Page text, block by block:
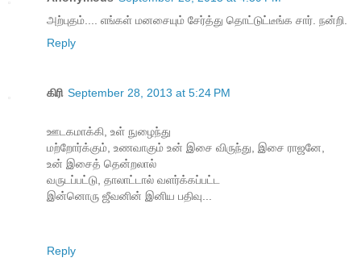
அற்புதம்.... எங்கள் மனசையும் சேர்த்து தொட்டுட்டீங்க சார். நன்றி.
Reply
கிரி September 28, 2013 at 5:24 PM
ஊடகமாக்கி, உள் நுழைந்து
மற்றோர்க்கும், உணவாகும் உன் இசை விருந்து, இசை ராஜனே,
உன் இசைத் தென்றலால்
வருடப்பட்டு, தாலாட்டால் வளர்க்கப்பட்ட
இன்னொரு ஜீவனின் இனிய பதிவு...
Reply